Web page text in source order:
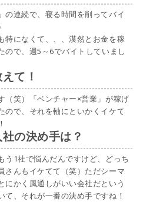
連続で、寝る時間を削ってバイ
特になくて、、、漠然とお金を稼
ので、週5～6でバイトしていまし
て！
（笑）「ベンチャー×営業」が稼げ
ので、それを軸にといかくイケて
の決め手は？
う1社で悩んだんですけど、どっち
さんもイケてて（笑）ただシーマ
にかく風通しがいい会社だという
て、それが一番の決め手ですね！